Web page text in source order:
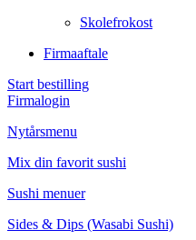
Skolefrokost
Firmaaftale
Start bestilling
Firmalogin
Nytårsmenu
Mix din favorit sushi
Sushi menuer
Sides & Dips (Wasabi Sushi)